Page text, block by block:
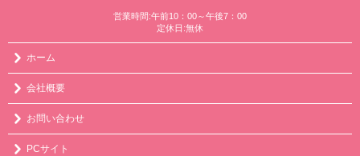
営業時間:午前10：00～午後7：00
定休日:無休
ホーム
会社概要
お問い合わせ
PCサイト